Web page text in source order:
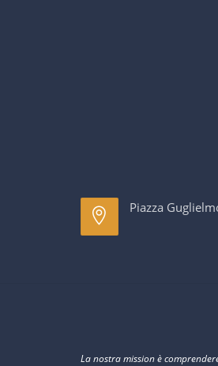
Piazza
La nostra mission è